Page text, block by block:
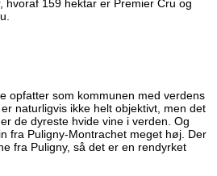
hvoraf 159 hektar er Premier Cru og
opfatter som kommunen med verdens
naturligvis ikke helt objektivt, men det
de dyreste hvide vine i verden. Og
fra Puligny-Montrachet meget høj. Der
fra Puligny, så det er en rendyrket